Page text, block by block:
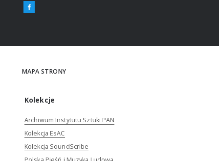
MAPA STRONY
Kolekcje
Archiwum Instytutu Sztuki PAN
Kolekcja EsAC
Kolekcja SoundScribe